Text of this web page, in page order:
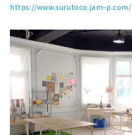
https://www.surutoco.jam-p.com/